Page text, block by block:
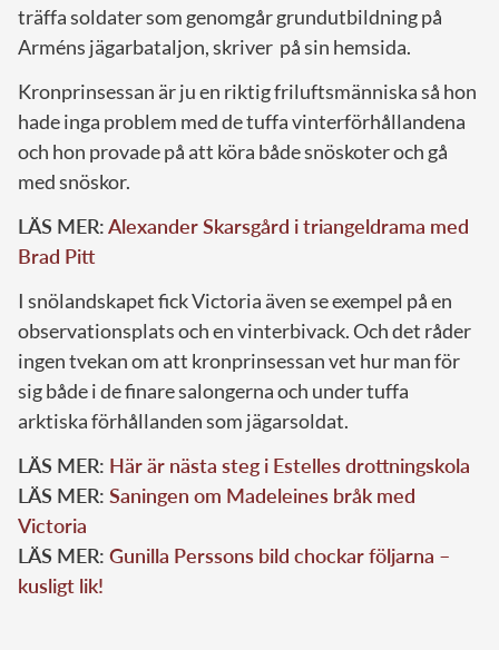
träffa soldater som genomgår grundutbildning på
Arméns jägarbataljon, skriver på sin hemsida.
Kronprinsessan är ju en riktig friluftsmänniska så hon
hade inga problem med de tuffa vinterförhållandena
och hon provade på att köra både snöskoter och gå
med snöskor.
LÄS MER:Alexander Skarsgård i triangeldrama med
Brad Pitt
I snölandskapet fick Victoria även se exempel på en
observationsplats och en vinterbivack. Och det råder
ingen tvekan om att kronprinsessan vet hur man för
sig både i de finare salongerna och under tuffa
arktiska förhållanden som jägarsoldat.
LÄS MER: Här är nästa steg i Estelles drottningskola
LÄS MER: Saningen om Madeleines bråk med
Victoria
LÄS MER: Gunilla Perssons bild chockar följarna –
kusligt lik!